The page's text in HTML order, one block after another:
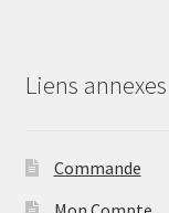
Liens annexes
Commande